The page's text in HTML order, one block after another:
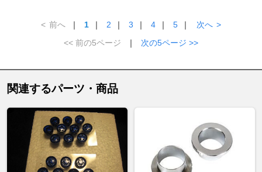
< 前へ ｜ 1 ｜ 2 ｜ 3 ｜ 4 ｜ 5 ｜ 次へ >
<< 前の5ページ
｜ 次の5ページ >>
関連するパーツ・商品